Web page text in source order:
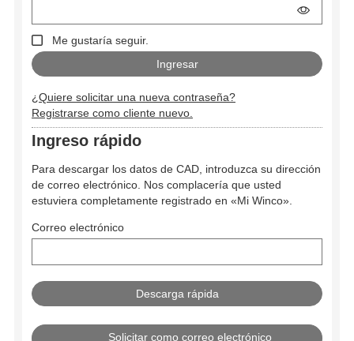
Me gustaría seguir.
¿Quiere solicitar una nueva contraseña?
Registrarse como cliente nuevo.
Ingreso rápido
Para descargar los datos de CAD, introduzca su dirección
de correo electrónico. Nos complacería que usted
estuviera completamente registrado en «Mi Winco».
Correo electrónico
Solicitar como correo electrónico